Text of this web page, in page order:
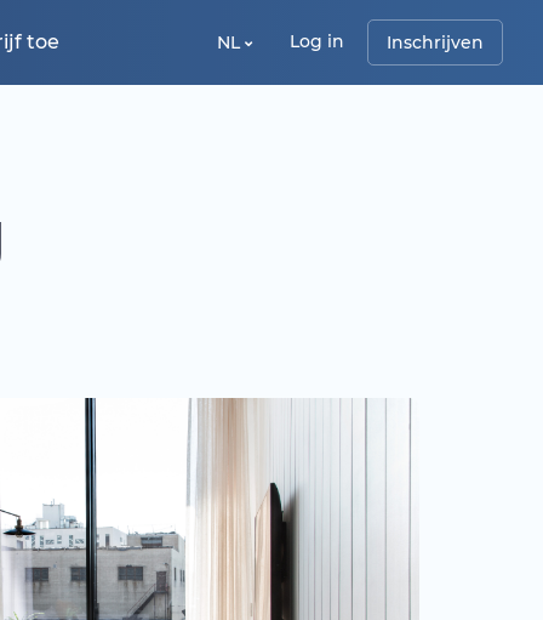
toe NL Log in Inschrijven